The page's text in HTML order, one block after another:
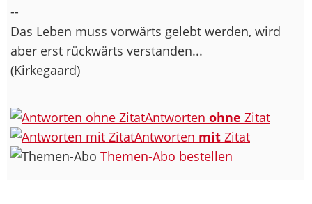
--
Das Leben muss vorwärts gelebt werden, wird
aber erst rückwärts verstanden...
(Kirkegaard)
Antworten ohne Zitat
Antworten mit Zitat
Themen-Abo bestellen